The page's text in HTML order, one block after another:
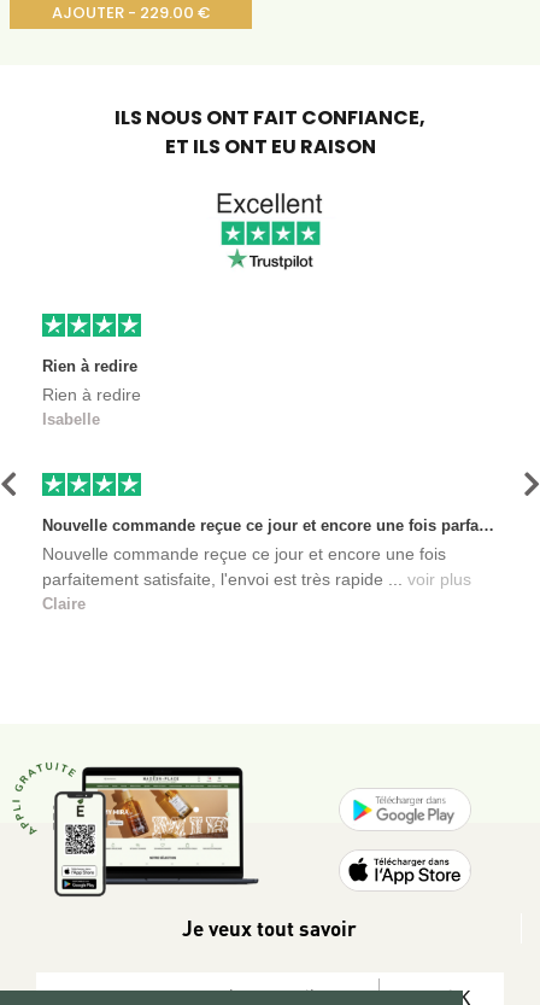
AJOUTER - 229.00 €
ILS NOUS ONT FAIT CONFIANCE,
ET ILS ONT EU RAISON
Rien à redire
Rien à redire
Isabelle
Nouvelle commande reçue ce jour et encore une fois parfaitement satisfaite, l'envoi est très rapide et les produits sont toujours conditionnés de manière personnalisés. L'avantage de commander auprès de créateurs indépendants.
Nouvelle commande reçue ce jour et encore une fois
parfaitement satisfaite, l'envoi est très rapide ... voir plus
Claire
Précédent
Je veux tout savoir
OK